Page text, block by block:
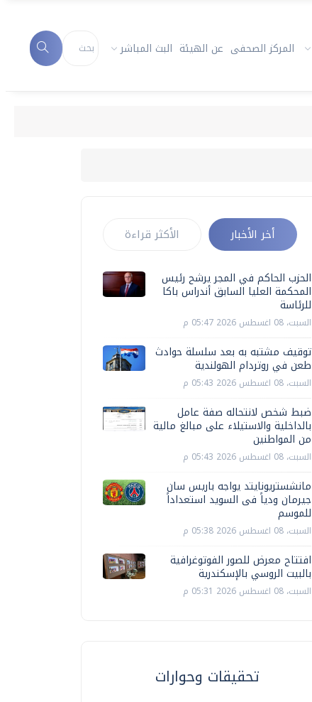
المركز الصحفى عن الهيئة البث المباشر
أخر الأخبار الأكثر قراءة
الحزب الحاكم في المجر يرشح رئيس
المحكمة العليا السابق أندراس باكا
للرئاسة
السبت، 08 اغسطس 2026 05:47 م
توقيف مشتبه به بعد سلسلة حوادث
طعن في روتردام الهولندية
السبت، 08 اغسطس 2026 05:43 م
ضبط شخص لانتحاله صفة عامل
بالداخلية والاستيلاء على مبالغ مالية
من المواطنين
السبت، 08 اغسطس 2026 05:43 م
مانشستريونايتد يواجه باريس سان
جيرمان ودياً فى السويد استعداداً
للموسم
السبت، 08 اغسطس 2026 05:38 م
افتتاح معرض للصور الفوتوغرافية
بالبيت الروسي بالإسكندرية
السبت، 08 اغسطس 2026 05:31 م
تحقيقات وحوارات